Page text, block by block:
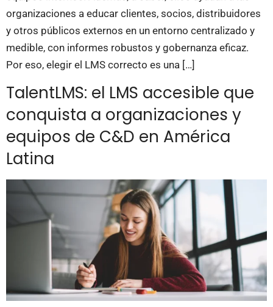
organizaciones a educar clientes, socios, distribuidores
y otros públicos externos en un entorno centralizado y
medible, con informes robustos y gobernanza eficaz.
Por eso, elegir el LMS correcto es una […]
TalentLMS: el LMS accesible que
conquista a organizaciones y
equipos de C&D en América
Latina